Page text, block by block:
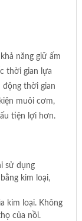
năng giữ ấm
thời gian lựa
thời gian
muôi cơm,
tiện lợi hơn.
sử dụng
kim loại,
kim loại. Không
của nồi.